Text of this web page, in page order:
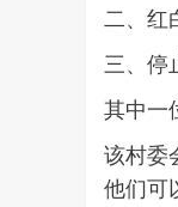
二、红
三、停
其中一
该村委
他们可